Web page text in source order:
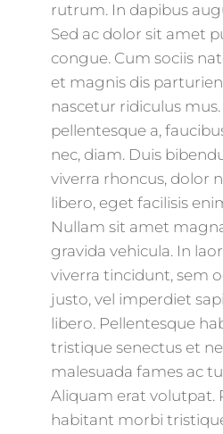
rutrum. In dapibus
Sed ac dolor sit amet
congue. Cum sociis
et magnis dis
nascetur ridiculus mus.
pellentesque a,
nec, diam. Duis
viverra rhoncus, dolor
libero, eget facilisis
Nullam sit amet
gravida vehicula. In
viverra tincidunt, sem
justo, vel imperdiet
libero. Pellentesque
tristique senectus et
malesuada fames ac
Aliquam erat volutpat.
habitant morbi